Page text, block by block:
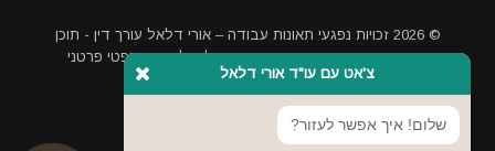
© 2026 זכויות נפגעי תאונות עבודה – אורי דלאל עורך דין - תוכן
האתר אינו מהווה ייעוץ משפטי או תחליף לייעוץ משפטי פרטני
באמצעות עורך דין
צ'אט עם עו"ד אורי דלאל
שלום! איך אפשר לעזור?